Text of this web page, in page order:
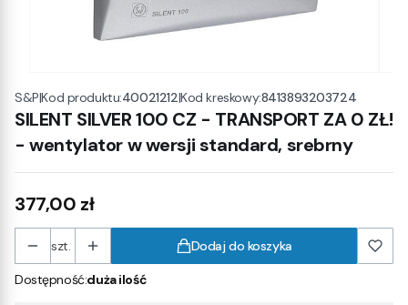
S&P|Kod produktu:40021212|Kod kreskowy:8413893203724
SILENT SILVER 100 CZ - TRANSPORT ZA 0 ZŁ!
- wentylator w wersji standard, srebrny
Cena
377,00 zł
szt. Dodaj do koszyka
Dostępność:duża ilość